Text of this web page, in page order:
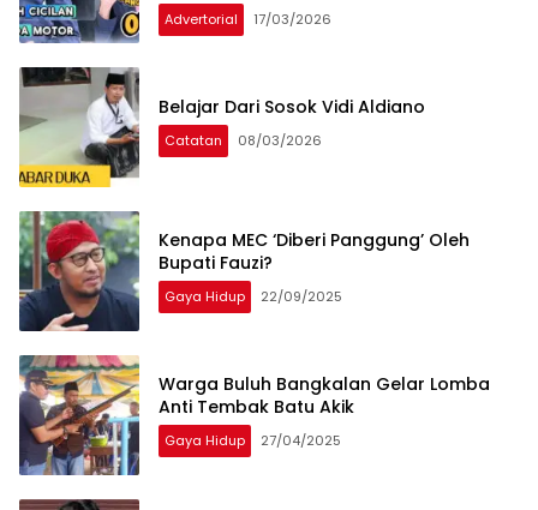
Advertorial 17/03/2026
Belajar Dari Sosok Vidi Aldiano
Catatan 08/03/2026
Kenapa MEC ‘Diberi Panggung’ Oleh
Bupati Fauzi?
Gaya Hidup 22/09/2025
Warga Buluh Bangkalan Gelar Lomba
Anti Tembak Batu Akik
Gaya Hidup 27/04/2025